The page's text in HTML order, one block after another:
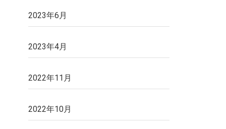
2023年6月
2023年4月
2022年11月
2022年10月